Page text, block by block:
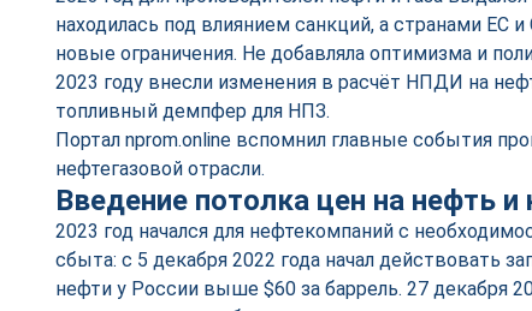
находилась под влиянием санкций, а странами ЕС
новые ограничения. Не добавляла оптимизма и
2023 году внесли изменения в расчёт НПДИ на
топливный демпфер для НПЗ.
Портал nprom.online вспомнил главные события
нефтегазовой отрасли.
Введение потолка цен на нефть
2023 год начался для нефтекомпаний с
сбыта: с 5 декабря 2022 года начал действовать
нефти у России выше $60 за баррель. 27 декабря